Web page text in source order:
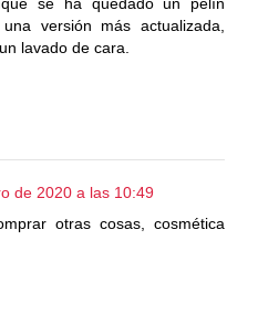
se ha quedado un pelín
versión más actualizada,
lavado de cara.
de 2020 a las 10:49
otras cosas, cosmética